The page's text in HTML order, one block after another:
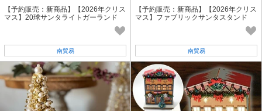
【予約販売：新商品】【2026年クリス
マス】20球サンタライトガーランド
南貿易
【予約販売：新商品】【2026年クリス
マス】ファブリックサンタスタンド
南貿易